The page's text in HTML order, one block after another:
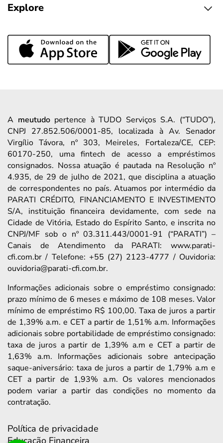
Explore
A meutudopertence à TUDO Serviços S.A. (“TUDO”),
CNPJ 27.852.506/0001-85, localizada à Av. Senador
Virgílio Távora, nº 303, Meireles, Fortaleza/CE, CEP:
60170-250, uma fintech de acesso a empréstimos
consignados. Nossa atuação é pautada na Resolução nº
4.935, de 29 de julho de 2021, que disciplina a atuação
de correspondentes no país. Atuamos por intermédio da
PARATI CRÉDITO, FINANCIAMENTO E INVESTIMENTO
S/A, instituição financeira devidamente, com sede na
Cidade de Vitória, Estado do Espírito Santo, e inscrita no
CNPJ/MF sob o nº 03.311.443/0001-91 (“PARATI”) –
Canais de Atendimento da PARATI: www.parati-
cfi.com.br / Telefone: +55 (27) 2123-4777 / Ouvidoria:
ouvidoria@parati-cfi.com.br.
Informações adicionais sobre o empréstimo consignado:
prazo mínimo de 6 meses e máximo de 108 meses. Valor
mínimo de empréstimo R$ 100,00. Taxa de juros a partir
de 1,39% a.m. e CET a partir de 1,51% a.m. Informações
adicionais sobre portabilidade de empréstimo consignado:
taxa de juros a partir de 1,39% a.m e CET a partir de
1,63% a.m. Informações adicionais sobre antecipação
saque-aniversário: taxa de juros a partir de 1,79% a.m e
CET a partir de 1,93% a.m. Os valores mencionados
podem variar a partir das condições no momento da
contratação.
Política de privacidade
Educação Financeira